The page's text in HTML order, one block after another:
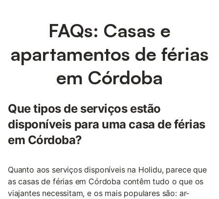
FAQs: Casas e
apartamentos de férias
em Córdoba
Que tipos de serviços estão
disponíveis para uma casa de férias
em Córdoba?
Quanto aos serviços disponíveis na Holidu, parece que
as casas de férias em Córdoba contêm tudo o que os
viajantes necessitam, e os mais populares são: ar-